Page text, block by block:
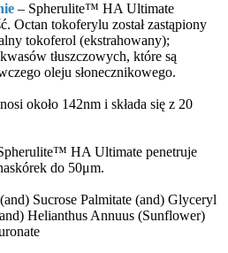
– Spherulite™ HA Ultimate
Octan tokoferylu został zastąpiony
tokoferol (ekstrahowany);
tłuszczowych, które są
oleju słonecznikowego.
około 142nm i składa się z 20
HA Ultimate penetruje
do 50μm.
Sucrose Palmitate (and) Glyceryl
Helianthus Annuus (Sunflower)